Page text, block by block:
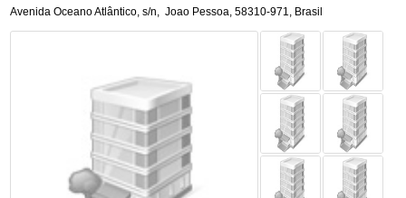
Avenida Oceano Atlântico, s/n, Joao Pessoa,58310-971, Brasil